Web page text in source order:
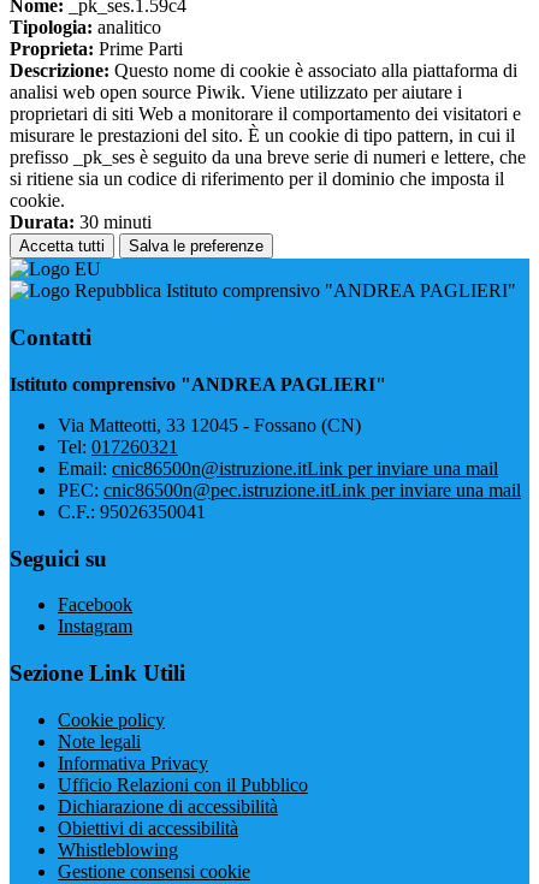
Nome: _pk_ses.1.59c4
Tipologia: analitico
Proprieta: Prime Parti
Descrizione: Questo nome di cookie è associato alla piattaforma di
analisi web open source Piwik. Viene utilizzato per aiutare i
proprietari di siti Web a monitorare il comportamento dei visitatori e
misurare le prestazioni del sito. È un cookie di tipo pattern, in cui il
prefisso _pk_ses è seguito da una breve serie di numeri e lettere, che
si ritiene sia un codice di riferimento per il dominio che imposta il
cookie.
Durata: 30 minuti
Accetta tutti Salva le preferenze
Istituto comprensivo "ANDREA PAGLIERI"
Contatti
Istituto comprensivo "ANDREA PAGLIERI"
Via Matteotti, 33 12045 - Fossano (CN)
Tel: 017260321
Email: cnic86500n@istruzione.itLink per inviare una mail
PEC: cnic86500n@pec.istruzione.itLink per inviare una mail
C.F.: 95026350041
Seguici su
Facebook
Instagram
Sezione Link Utili
Cookie policy
Note legali
Informativa Privacy
Ufficio Relazioni con il Pubblico
Dichiarazione di accessibilità
Obiettivi di accessibilità
Whistleblowing
Gestione consensi cookie